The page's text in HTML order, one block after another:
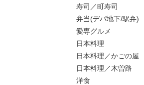
寿司／町寿司
弁当(デパ地下/駅弁)
愛専グルメ
日本料理
日本料理／かごの屋
日本料理／木曽路
洋食